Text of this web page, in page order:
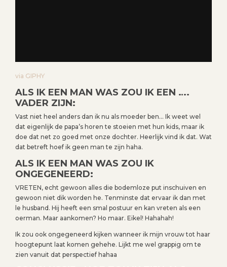
via GIPHY
ALS IK EEN MAN WAS ZOU IK EEN ….
VADER ZIJN:
Vast niet heel anders dan ik nu als moeder ben… Ik weet wel
dat eigenlijk de papa’s horen te stoeien met hun kids, maar ik
doe dat net zo goed met onze dochter. Heerlijk vind ik dat. Wat
dat betreft hoef ik geen man te zijn haha.
ALS IK EEN MAN WAS ZOU IK
ONGEGENEERD:
VRETEN, echt gewoon alles die bodemloze put inschuiven en
gewoon niet dik worden he. Tenminste dat ervaar ik dan met
le husband. Hij heeft een smal postuur en kan vreten als een
oerman. Maar aankomen? Ho maar. Eikel! Hahahah!
Ik zou ook ongegeneerd kijken wanneer ik mijn vrouw tot haar
hoogtepunt laat komen gehehe. Lijkt me wel grappig om te
zien vanuit dat perspectief hahaa